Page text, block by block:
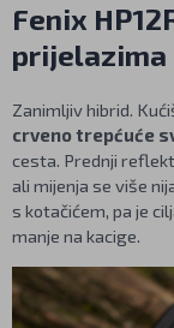
Fenix
prijelazima
Zanimljiv hibrid.
crveno trepćuće
cesta. Prednji
ali mijenja se više
s kotačićem, pa je
manje na kacige.